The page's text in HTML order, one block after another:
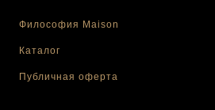
Философия Maison
Каталог
Публичная оферта